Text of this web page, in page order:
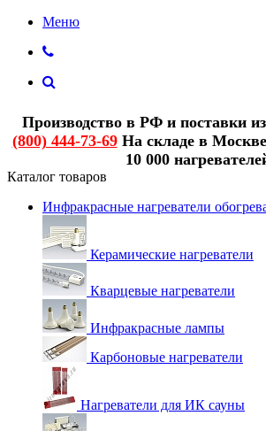
Меню
Производство в РФ и поставки
(800) 444-73-69На складе в
10 000
Каталог товаров
Инфракрасные нагреватели
Керамические нагреватели
Кварцевые нагреватели
Инфракрасные лампы
Карбоновые нагреватели
Нагреватели для ИК сауны